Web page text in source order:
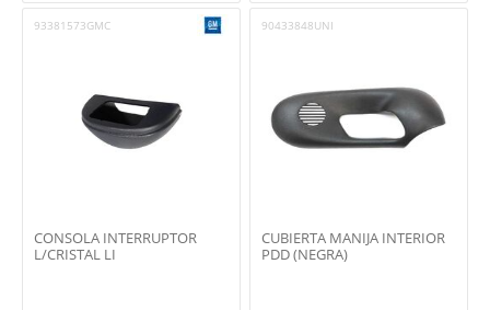
93381573GMC
CONSOLA INTERRUPTOR
L/CRISTAL LI
90433848UNI
CUBIERTA MANIJA INTERIOR
PDD (NEGRA)